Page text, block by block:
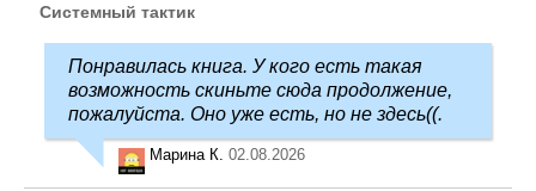
Системный тактик
Понравилась книга. У кого есть такая
возможность скиньте сюда продолжение,
пожалуйста. Оно уже есть, но не здесь((.
Марина К. 02.08.2026